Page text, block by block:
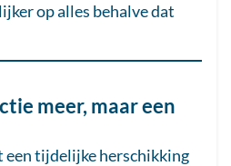
op alles behalve dat
meer, maar een
een tijdelijke herschikking